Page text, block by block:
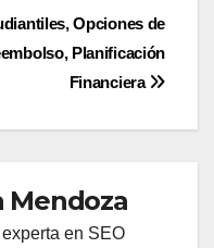
cada
pero puede
Por otro lado, la